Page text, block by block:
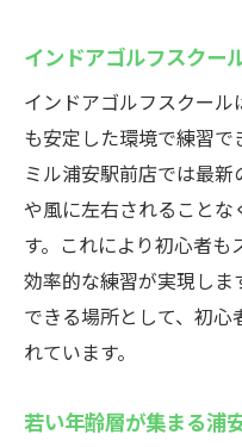
気
インドアゴル
て上達
個別指導と最
プ
24時間営業で
能
ゴルフクラブ
若い世代が多
インドアゴルフスクー
インドアゴルフスクー
も安定した環境で練習
ミル浦安駅前店では最
や風に左右されること
す。これにより初心者も
効率的な練習が実現しま
できる場所として、初
れています。
若い年齢層が集まる浦